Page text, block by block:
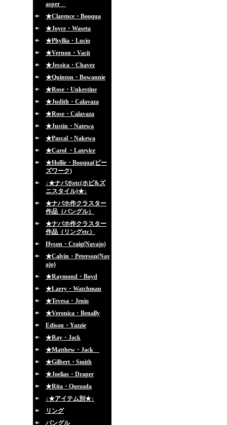
asper
★Clarence・Booqua
★Joyce・Waseta
★Phyllia・Lucio
★Vernon・Vacit
★Jessica・Chavez
★Quinton・Bowannie
★Rose・Unkestine
★Judith・Calavaza
★Rose・Calavaza
★Justin・Natewa
★Pascal・Nakewa
★Carol ・Lateyice
★Hollie・Booqua(ビー
ズワーク)
↓★ナバホetc(ホピ&ズ
ニスタイル)★↓
★ナバホ作クラスター
作品（バングル）
★ナバホ作クラスター
作品（リングetc）
Hyson・Craig(Navajo)
★Calvin・Peterson(Nav
ajo)
★Raymond・Boyd
★Larry・Watchman
★Tevesa・Jenio
★Veronica・Benally
Edison・Yazzie
★Ray・Jack
★Matthew・Jack
★Gilbert・Smith
★Joelias・Draper
★Rita・Quezada
↓★アイテム別★↓
リング
バングル